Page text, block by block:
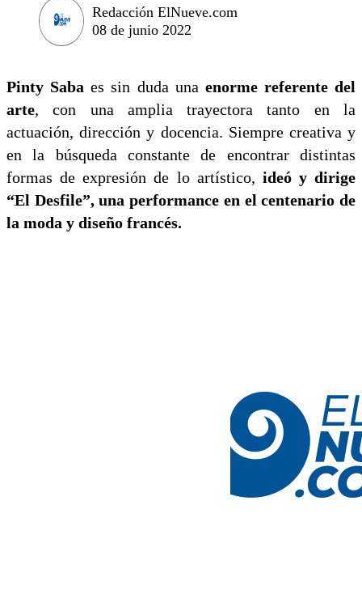
Redacción ElNueve.com
08 de junio 2022
Pinty Saba es sin duda una enorme referente del
arte, con una amplia trayectora tanto en la
actuación, dirección y docencia. Siempre creativa y
en la búsqueda constante de encontrar distintas
formas de expresión de lo artístico, ideó y dirige
“El Desfile”, una performance en el centenario de
la moda y diseño francés.